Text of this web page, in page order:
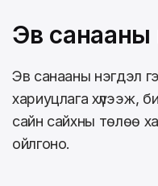
Эв санааны
Эв санааны нэгдэл
хариуцлага хүлээж,
сайн сайхны төлөө
ойлгоно.